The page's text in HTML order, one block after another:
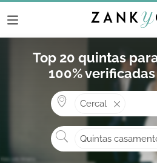
Top 20 quintas
100%
Cercal
O
Quintas